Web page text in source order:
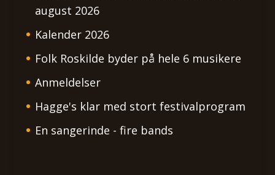
august 2026
Kalender 2026
Folk Roskilde byder på hele 6 musikere
Anmeldelser
Hagge's klar med stort festivalprogram
En sangerinde - fire bands